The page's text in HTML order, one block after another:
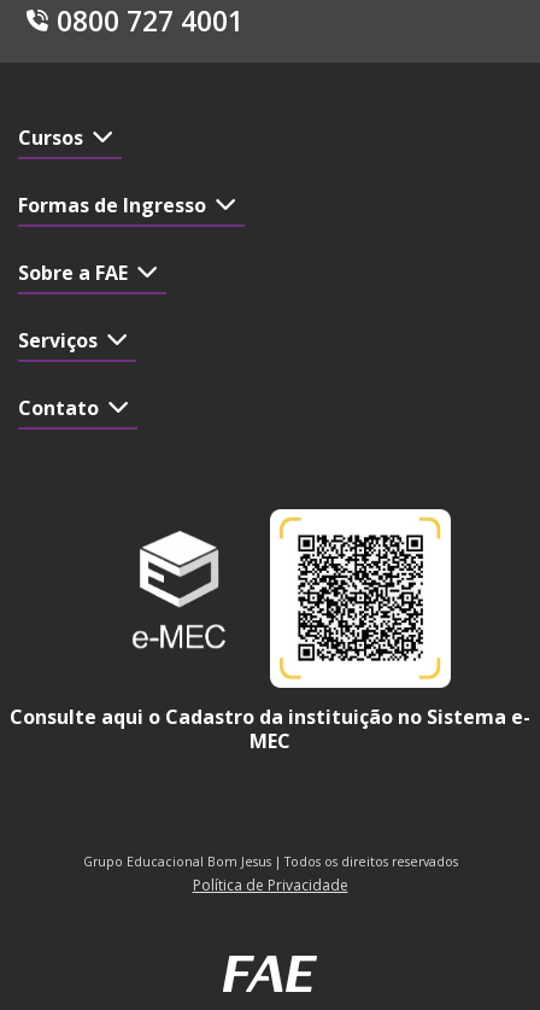
0800 727 4001
Cursos
Formas de Ingresso
Sobre a FAE
Serviços
Contato
Consulte aqui o Cadastro da instituição no Sistema e-
MEC
Grupo Educacional Bom Jesus | Todos os direitos reservados
Política de Privacidade